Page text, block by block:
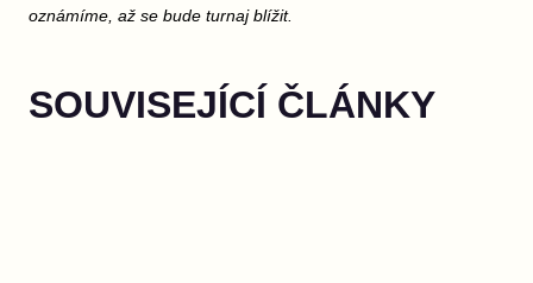
oznámíme, až se bude turnaj blížit.
SOUVISEJÍCÍ ČLÁNKY